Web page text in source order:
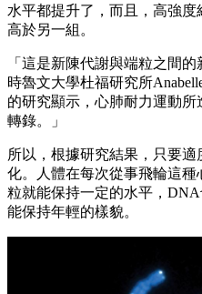
水平都提升了，而且，高強
高於另一組。
「這是新陳代謝與端粒之間
時魯文大學杜福研究所
的研究顯示，心肺耐力運動
轉錄。」
所以，根據研究結果，只要
化。人體在每次從事飛輪這
粒就能保持一定的水平，
能保持年輕的樣貌。